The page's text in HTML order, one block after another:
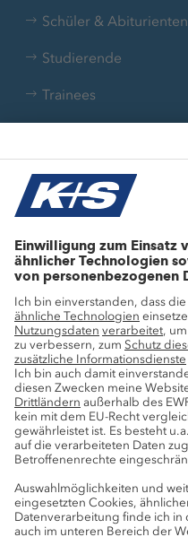
Schüler & Abiturienten
Studierende
Trainees
Aktuelle Themen
Stellenangebote
Wachstumsprojekte
Innovation
Nachhaltigkeit
Service
Pressekontakte
K+S-Newsletter
K+S Fanshop
Bergbaulexikon